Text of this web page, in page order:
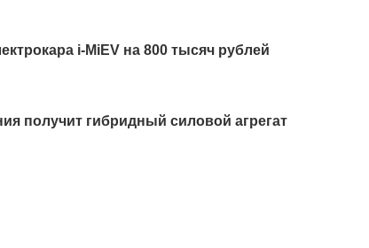
i-MiEV на 800 тысяч рублей
получит гибридный силовой агрегат